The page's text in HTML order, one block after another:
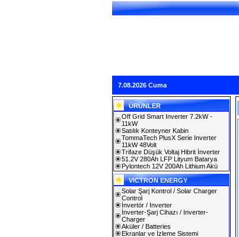
7.08.2026 Cuma
ÜRÜNLER
Off Grid Smart Inverter 7.2kW -
11kW
Satılık Konteyner Kabin
TommaTech PlusX Serie Inverter
11kW 48Volt
Trifaze Düşük Voltaj Hibrit İnverter
51.2V 280Ah LFP Lityum Batarya
Pylontech 12V 200Ah Lithium Akü
VICTRON ENERGY
Solar Şarj Kontrol / Solar Charger
Control
İnvertör / Inverter
İnverter-Şarj Cihazı / Inverter-
Charger
Aküler / Batteries
Ekranlar ve İzleme Sistemi